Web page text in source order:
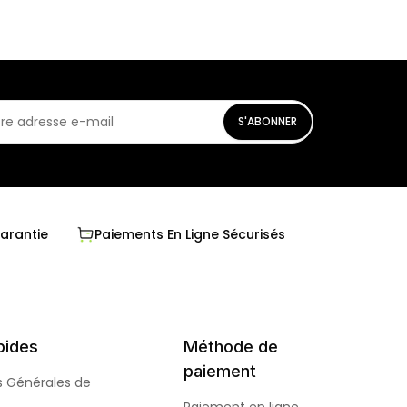
S'ABONNER
Paiements En Ligne Sécurisés
Générales de
Méthode de
paiement